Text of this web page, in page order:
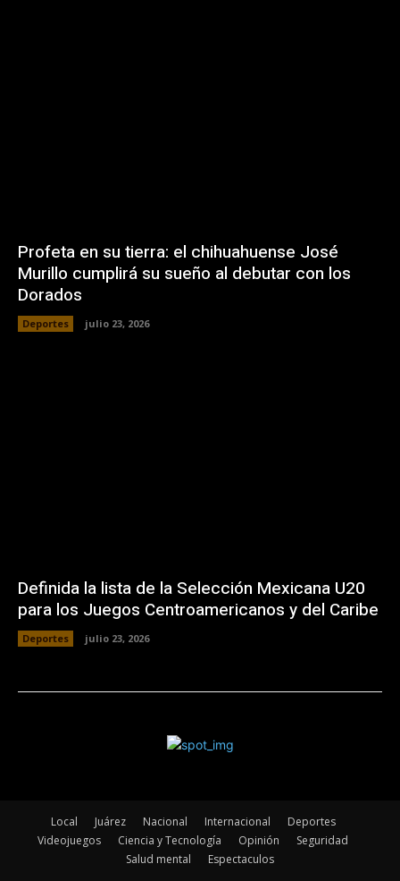
Profeta en su tierra: el chihuahuense José
Murillo cumplirá su sueño al debutar con los
Dorados
Deportes julio 23, 2026
Definida la lista de la Selección Mexicana U20
para los Juegos Centroamericanos y del Caribe
Deportes julio 23, 2026
Local Juárez Nacional Internacional
Deportes
Videojuegos
Ciencia y Tecnología Opinión
Seguridad
Salud mental
Espectaculos